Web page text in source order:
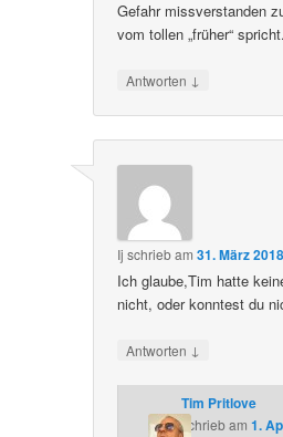
Gefahr missverstanden
vom tollen „früher“ spricht.
Antworten ↓
Ij schriebam31. März
Ich glaube,Tim hatte
nicht, oder konntest du
Antworten ↓
Tim Pritlove
schriebam 1.